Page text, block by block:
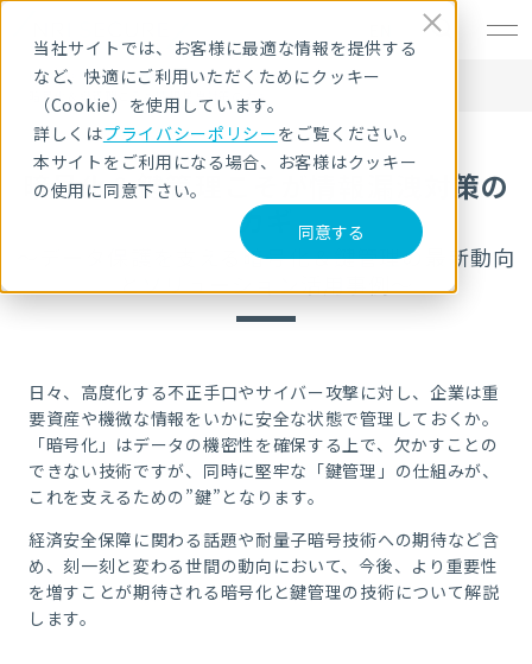
当社サイトでは、お客様に最適な情報を提供する
など、快適にご利用いただくためにクッキー
（Cookie）を使用しています。
詳しくはプライバシーポリシーをご覧ください。
本サイトをご利用になる場合、お客様はクッキー
の使用に同意下さい。
同意する
HOME
セキュリティセミナー・イベント
暗号化＆鍵管理こそが情報漏洩対策のカギ
暗号化＆鍵管理こそが情報漏洩対策の
カギ
～データ保護を支える暗号化＆鍵管理の最新動向
とソリューション活用事例～
日々、高度化する不正手口やサイバー攻撃に対し、企業は重
要資産や機微な情報をいかに安全な状態で管理しておくか。
「暗号化」はデータの機密性を確保する上で、欠かすことの
できない技術ですが、同時に堅牢な「鍵管理」の仕組みが、
これを支えるための”鍵”となります。
経済安全保障に関わる話題や耐量子暗号技術への期待など含
め、刻一刻と変わる世間の動向において、今後、より重要性
を増すことが期待される暗号化と鍵管理の技術について解説
します。